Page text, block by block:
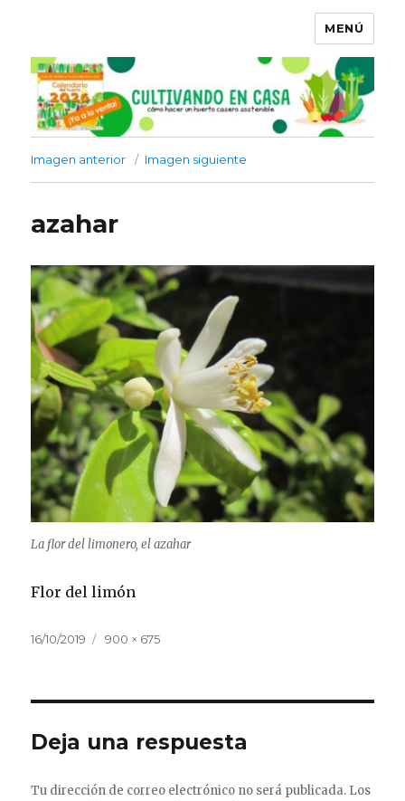
MENÚ
Imagen anterior Imagen siguiente
azahar
La flor del limonero, el azahar
Flor del limón
Publicado
16/10/2019
Tamaño
900 × 675
Deja una respuesta
Tu dirección de correo electrónico no será publicada. Los